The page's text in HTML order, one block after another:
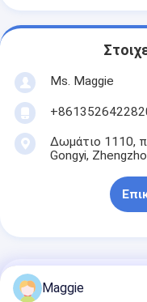
Ms. Maggie
Δωμάτιο 1110,
Gongyi,
Αποκτήστε
Maggie